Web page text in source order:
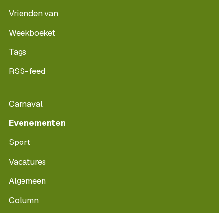
Vrienden van
Weekboeket
Tags
RSS-feed
Carnaval
Evenementen
Sport
Vacatures
Algemeen
Column